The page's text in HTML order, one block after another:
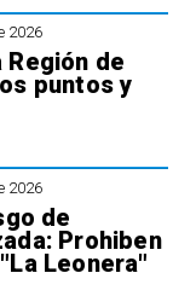
2026
Región de
puntos y
2026
de
Prohiben
Leonera"